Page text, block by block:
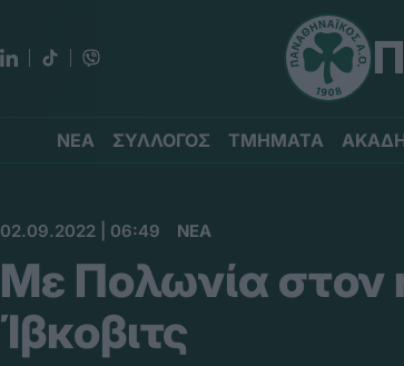
ΝΕΑ ΣΥΛΛΟΓΟΣ ΤΜΗΜΑΤΑ
02.09.2022 | 06:49 ΝΕΑ
Με Πολωνία στον
Ίβκοβιτς